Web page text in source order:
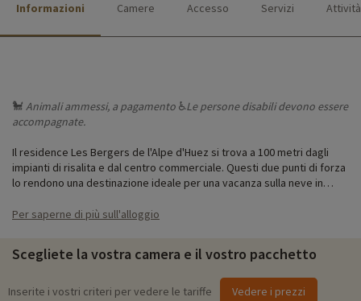
Informazioni Camere Accesso Servizi Attività
🐩 Animali ammessi, a pagamento ♿Le persone disabili devono essere
accompagnate.
Il residence Les Bergers de l'Alpe d'Huez si trova a 100 metri dagli
impianti di risalita e dal centro commerciale. Questi due punti di forza
lo rendono una destinazione ideale per una vacanza sulla neve in
attrezzati per vacanze o weekend con bambini. Per far felici i
bambini, c'è una piscina esterna riscaldata: che piacere nuotare in
pieno inverno con la neve intorno. In estate, tutta la famiglia può
Per saperne di più sull'alloggio
Scegliete la vostra camera e il vostro pacchetto
Inserite i vostri criteri per vedere le tariffe Vedere i prezzi